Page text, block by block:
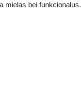
mielas bei funkcionalus.